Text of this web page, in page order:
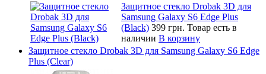
Защитное стекло Drobak 3D для
Samsung Galaxy S6 Edge Plus
(Black) 399 грн. Товар есть в
наличии В корзину
Защитное стекло Drobak 3D для Samsung Galaxy S6 Edge
Plus (Clear)